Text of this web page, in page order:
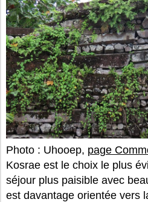
Photo : Uhooep, page
Kosrae est le choix le plus
séjour plus paisible avec
est davantage orientée vers